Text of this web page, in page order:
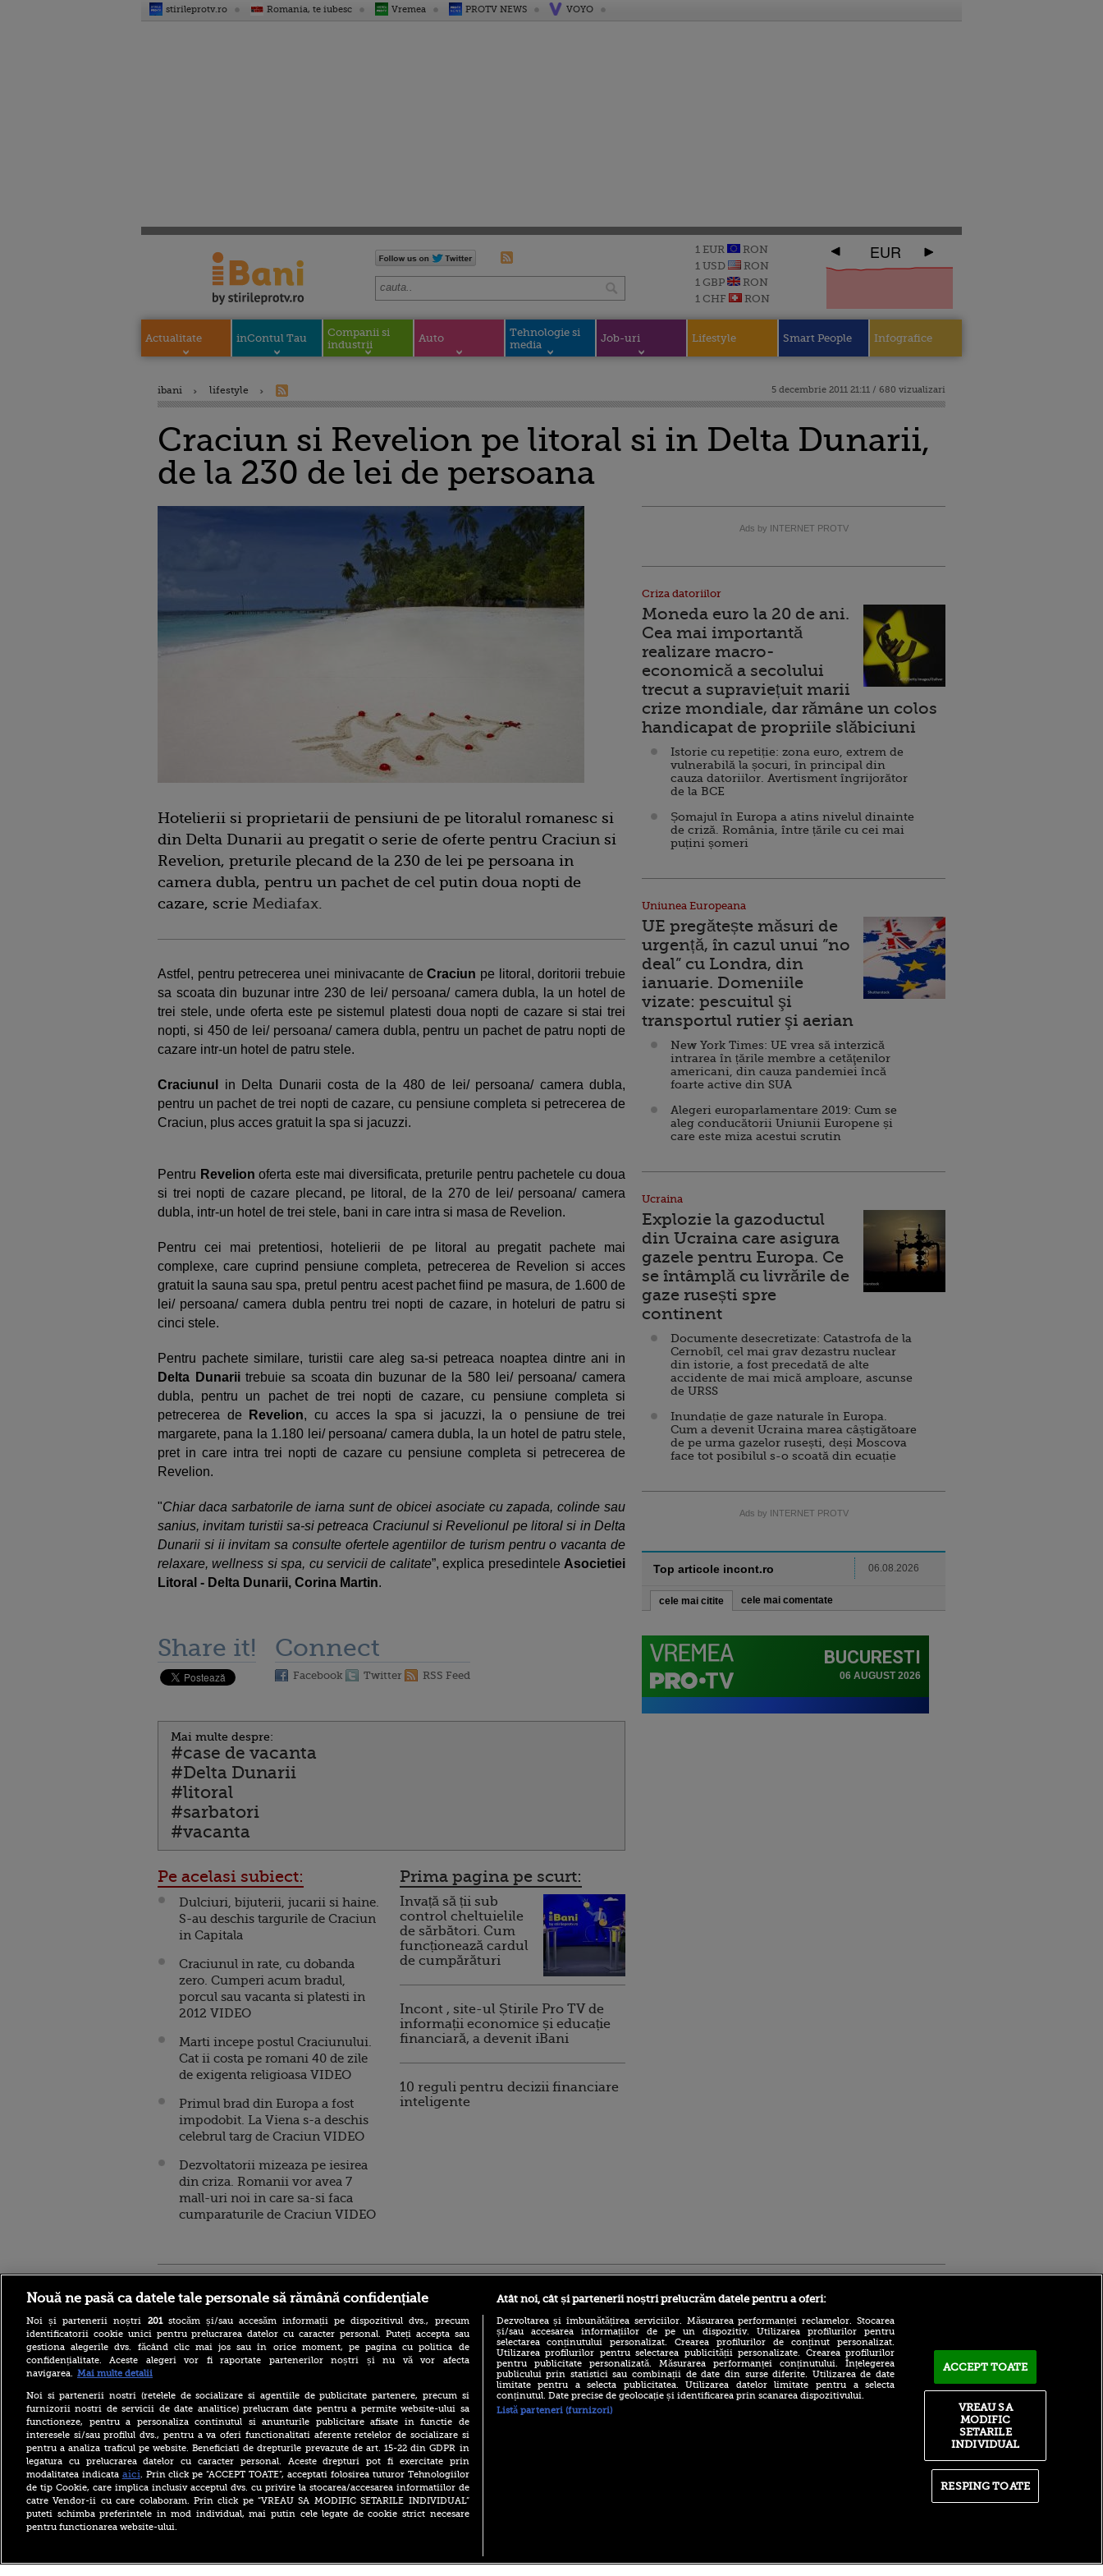
stirileprotv.ro Romania, te iubesc Vremea PROTV NEWS VOYO
1 EUR
RON
1 USD
RON
1 GBP
RON
1 CHF
RON
EUR
Actualitate inContul Tau
Companii si
industrii
Auto
Tehnologie si
media
Job-uri Lifestyle Smart People Infografice
ibani lifestyle 5 decembrie 2011 21:11 / 680 vizualizari
Craciun si Revelion pe litoral si in Delta Dunarii,
de la 230 de lei de persoana
Hotelierii si proprietarii de pensiuni de pe litoralul romanesc si
din Delta Dunarii au pregatit o serie de oferte pentru Craciun si
Revelion, preturile plecand de la 230 de lei pe persoana in
camera dubla, pentru un pachet de cel putin doua nopti de
cazare, scrie Mediafax.
Astfel, pentru petrecerea unei minivacante deCraciun pe litoral, doritorii trebuie
sa scoata din buzunar intre 230 de lei/ persoana/ camera dubla, la un hotel de
trei stele, unde oferta este pe sistemul platesti doua nopti de cazare si stai trei
nopti, si 450 de lei/ persoana/ camera dubla, pentru un pachet de patru nopti de
cazare intr-un hotel de patru stele.
Craciunul in Delta Dunarii costa de la 480 de lei/ persoana/ camera dubla,
pentru un pachet de trei nopti de cazare, cu pensiune completa si petrecerea de
Craciun, plus acces gratuit la spa si jacuzzi.
Pentru Revelion oferta este mai diversificata, preturile pentru pachetele cu doua
si trei nopti de cazare plecand, pe litoral, de la 270 de lei/ persoana/ camera
dubla, intr-un hotel de trei stele, bani in care intra si masa de Revelion.
Pentru cei mai pretentiosi, hotelierii de pe litoral au pregatit pachete mai
complexe, care cuprind pensiune completa, petrecerea de Revelion si acces
gratuit la sauna sau spa, pretul pentru acest pachet fiind pe masura, de 1.600 de
lei/ persoana/ camera dubla pentru trei nopti de cazare, in hoteluri de patru si
cinci stele.
Pentru pachete similare, turistii care aleg sa-si petreaca noaptea dintre ani in
Delta Dunariitrebuie sa scoata din buzunar de la 580 lei/ persoana/ camera
dubla, pentru un pachet de trei nopti de cazare, cu pensiune completa si
petrecerea de
Revelion, cu acces la spa si jacuzzi, la o pensiune de trei
margarete, pana la 1.180 lei/ persoana/ camera dubla, la un hotel de patru stele,
pret in care intra trei nopti de cazare cu pensiune completa si petrecerea de
Revelion.
"Chiar daca sarbatorile de iarna sunt de obicei asociate cu zapada, colinde sau
sanius, invitam turistii sa-si petreaca Craciunul si Revelionul pe litoral si in Delta
Dunarii si ii invitam sa consulte ofertele agentiilor de turism pentru o vacanta de
relaxare, wellness si spa, cu servicii de calitate”, explica presedintele Asocietiei
Litoral - Delta Dunarii, Corina Martin.
Share it! Connect
Facebook Twitter RSS Feed
Mai multe despre:
#case de vacanta
#Delta Dunarii
#litoral
#sarbatori
#vacanta
Pe acelasi subiect:
Dulciuri, bijuterii, jucarii si haine.
S-au deschis targurile de Craciun
in Capitala
Craciunul in rate, cu dobanda
zero. Cumperi acum bradul,
porcul sau vacanta si platesti in
2012 VIDEO
Marti incepe postul Craciunului.
Cat ii costa pe romani 40 de zile
de exigenta religioasa VIDEO
Primul brad din Europa a fost
impodobit. La Viena s-a deschis
celebrul targ de Craciun VIDEO
Dezvoltatorii mizeaza pe iesirea
din criza. Romanii vor avea 7
mall-uri noi in care sa-si faca
cumparaturile de Craciun VIDEO
Prima pagina pe scurt:
Invață să ții sub
control cheltuielile
de sărbători. Cum
funcționează cardul
de cumpărături
Incont , site-ul Știrile Pro TV de
informații economice și educație
financiară, a devenit iBani
10 reguli pentru decizii financiare
inteligente
Ads by INTERNET PROTV
Criza datoriilor
Moneda euro la 20 de ani.
Cea mai importantă
realizare macro-
economică a secolului
trecut a supraviețuit marii
crize mondiale, dar rămâne un colos
handicapat de propriile slăbiciuni
Istorie cu repetiție: zona euro, extrem de
vulnerabilă la șocuri, în principal din
cauza datoriilor. Avertisment îngrijorător
de la BCE
Șomajul în Europa a atins nivelul dinainte
de criză. România, între țările cu cei mai
puțini șomeri
Uniunea Europeana
UE pregătește măsuri de
urgență, în cazul unui ”no
deal” cu Londra, din
ianuarie. Domeniile
vizate: pescuitul şi
transportul rutier şi aerian
New York Times: UE vrea să interzică
intrarea în țările membre a cetăţenilor
americani, din cauza pandemiei încă
foarte active din SUA
Alegeri europarlamentare 2019: Cum se
aleg conducătorii Uniunii Europene și
care este miza acestui scrutin
Ucraina
Explozie la gazoductul
din Ucraina care asigura
gazele pentru Europa. Ce
se întâmplă cu livrările de
gaze rusești spre
continent
Documente desecretizate: Catastrofa de la
Cernobîl, cel mai grav dezastru nuclear
din istorie, a fost precedată de alte
accidente de mai mică amploare, ascunse
de URSS
Inundație de gaze naturale în Europa.
Cum a devenit Ucraina marea câștigătoare
de pe urma gazelor rusești, deși Moscova
face tot posibilul s-o scoată din ecuație
Ads by INTERNET PROTV
Top articole incont.ro 06.08.2026
cele mai citite cele mai comentate
negre” ia amploare în Rusia.
„Găsește-ți un soldat și când
va fi ucis vei primi 8
milioane de ruble”
Aflat în SUA, ministrul
britanic de Externe a evitat
să spună dacă îl mai
consideră pe Trump „idiot,
rasist și misogin”
Primăriile care nu se
înrolează pe Ghiseul.ro pot
(P) Descoperă Lumea
Evenimentelor din România
Adrian Mihalcea, discurs
incredibil înainte de UTA -
Ce declin! Cu cine a semnat
Nouă ne pasă ca datele tale personale să rămână confidențiale
Noi și partenerii noștri 201stocăm și/sau accesăm informații pe dispozitivul dvs., precum
identificatorii cookie unici pentru prelucrarea datelor cu caracter personal. Puteți accepta sau
gestiona alegerile dvs. făcând clic mai jos sau în orice moment, pe pagina cu politica de
confidențialitate. Aceste alegeri vor fi raportate partenerilor noștri și nu vă vor afecta
navigarea. Mai multe detalii
Noi si partenerii nostri (retelele de socializare si agentiile de publicitate partenere, precum si
furnizorii nostri de servicii de date analitice) prelucram date pentru a permite website-ului sa
functioneze, pentru a personaliza continutul si anunturile publicitare afisate in functie de
interesele si/sau profilul dvs., pentru a va oferi functionalitati aferente retelelor de socializare si
pentru a analiza traficul pe website. Beneficiati de drepturile prevazute de art. 15-22 din GDPR in
legatura cu prelucrarea datelor cu caracter personal. Aceste drepturi pot fi exercitate prin
modalitatea indicata aici. Prin click pe “ACCEPT TOATE”, acceptati folosirea tuturor Tehnologiilor
de tip Cookie, care implica inclusiv acceptul dvs. cu privire la stocarea/accesarea informatiilor de
catre Vendor-ii cu care colaboram. Prin click pe “VREAU SA MODIFIC SETARILE INDIVIDUAL”
puteti schimba preferintele in mod individual, mai putin cele legate de cookie strict necesare
pentru functionarea website-ului.
Atât noi, cât și partenerii noștri prelucrăm datele pentru a oferi:
Dezvoltarea și îmbunătățirea serviciilor. Măsurarea performanței reclamelor. Stocarea
și/sau accesarea informațiilor de pe un dispozitiv. Utilizarea profilurilor pentru
selectarea conținutului personalizat. Crearea profilurilor de conținut personalizat.
Utilizarea profilurilor pentru selectarea publicității personalizate. Crearea profilurilor
pentru publicitate personalizată. Măsurarea performanței conținutului. Înțelegerea
publicului prin statistici sau combinații de date din surse diferite. Utilizarea de date
limitate pentru a selecta publicitatea. Utilizarea datelor limitate pentru a selecta
conținutul. Date precise de geolocație și identificarea prin scanarea dispozitivului.
Listă parteneri (furnizori)
ACCEPT TOATE
RESPING TOATE
VREAU SA
MODIFIC
SETARILE
INDIVIDUAL